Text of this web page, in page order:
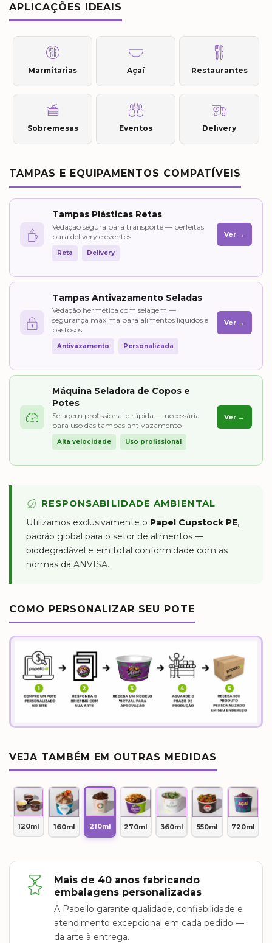
APLICAÇÕES IDEAIS
Marmitarias Açaí Restaurantes
Sobremesas Eventos Delivery
TAMPAS E EQUIPAMENTOS COMPATÍVEIS
Tampas Plásticas Retas
Vedação segura para transporte — perfeitas
para delivery e eventos
Reta Delivery
Ver →
Tampas Antivazamento Seladas
Vedação hermética com selagem —
segurança máxima para alimentos líquidos e
pastosos
Antivazamento Personalizada
Ver →
Máquina Seladora de Copos e
Potes
Selagem profissional e rápida — necessária
para uso das tampas antivazamento
Alta velocidade Uso profissional
Ver →
RESPONSABILIDADE AMBIENTAL
Utilizamos exclusivamente o Papel Cupstock PE,
padrão global para o setor de alimentos —
biodegradável e em total conformidade com as
normas da ANVISA.
COMO PERSONALIZAR SEU POTE
VEJA TAMBÉM EM OUTRAS MEDIDAS
120ml 160ml 210ml 270ml 360ml 550ml 720ml
Mais de 40 anos fabricando
embalagens personalizadas
A Papello garante qualidade, confiabilidade e
atendimento excepcional em cada pedido —
da arte à entrega.